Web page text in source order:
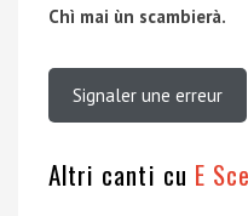
Chì mai ùn scambierà.
Signaler une erreur
Altri canti cu E